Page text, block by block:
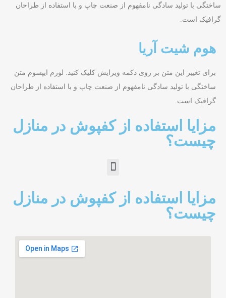
ساختگی با تولید سادگی نامفهوم از صنعت چاپ و با استفاده از طراحان
گرافیک است.
هوم شیت آریا
برای تغییر این متن بر روی دکمه ویرایش کلیک کنید. لورم ایپسوم متن
ساختگی با تولید سادگی نامفهوم از صنعت چاپ و با استفاده از طراحان
گرافیک است.
مزایا استفاده از کفپوش در منازل
چیست؟
مزایا استفاده از کفپوش در منازل
چیست؟